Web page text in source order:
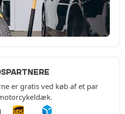
er gratis ved køb af et par